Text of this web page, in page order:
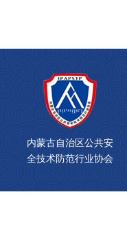
内蒙古自治区公共安
全技术防范行业协会